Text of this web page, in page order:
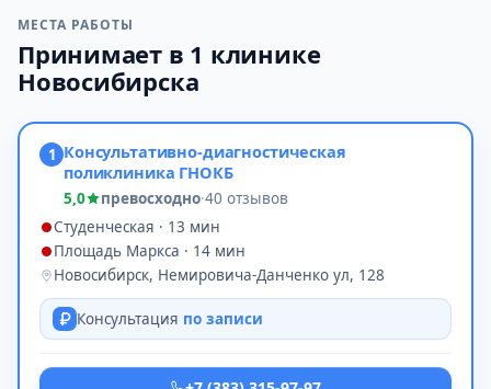
МЕСТА РАБОТЫ
Принимает в 1 клинике
Новосибирска
1 Консультативно-диагностическая
поликлиника ГНОКБ
5,0 превосходно·40 отзывов
Студенческая · 13 мин
Площадь Маркса · 14 мин
Новосибирск, Немировича-Данченко ул, 128
Консультация по записи